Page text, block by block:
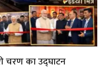
चरण का उद्घाटन